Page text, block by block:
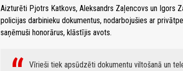
Aizturēti Pjotrs Katkovs, Aleksandrs Zaļencovs un Igors
policijas darbinieku dokumentus, nodarbojušies ar
saņēmuši honorārus, klāstījis avots.
Vīrieši tiek apsūdzēti dokumentu viltošanā un